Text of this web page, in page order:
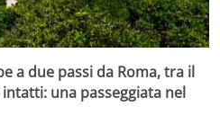
a due passi da Roma, tra il
una passeggiata nel